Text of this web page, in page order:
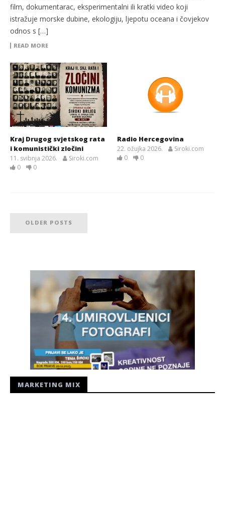
film, dokumentarac, eksperimentalni ili kratki video koji
istražuje morske dubine, ekologiju, ljepotu oceana i čovjekov
odnos s […]
READ MORE
Kraj Drugog svjetskog rata
i komunistički zločini
11. svibnja 2026.
Siroki.com
0
0
Radio Hercegovina
22. ožujka 2026.
Siroki.com
0
0
OLDER POSTS
MARKETING MIX